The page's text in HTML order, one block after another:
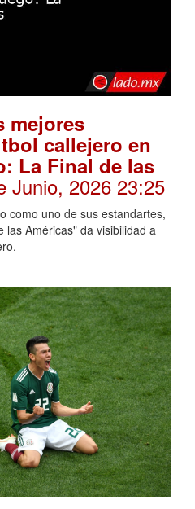
mejores
callejero en
La Final de las
Junio, 2026 23:25
como uno de sus estandartes,
las Américas" da visibilidad a